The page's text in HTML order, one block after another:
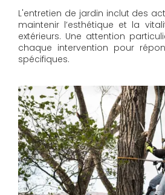
L'entretien de jardin inclut des
maintenir l’esthétique et la
extérieurs. Une attention
chaque intervention pour
spécifiques.